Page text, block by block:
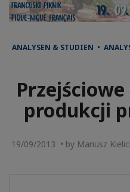
ANALYSEN & STUDIEN •
produkcji
19/09/2013 • by Mariusz